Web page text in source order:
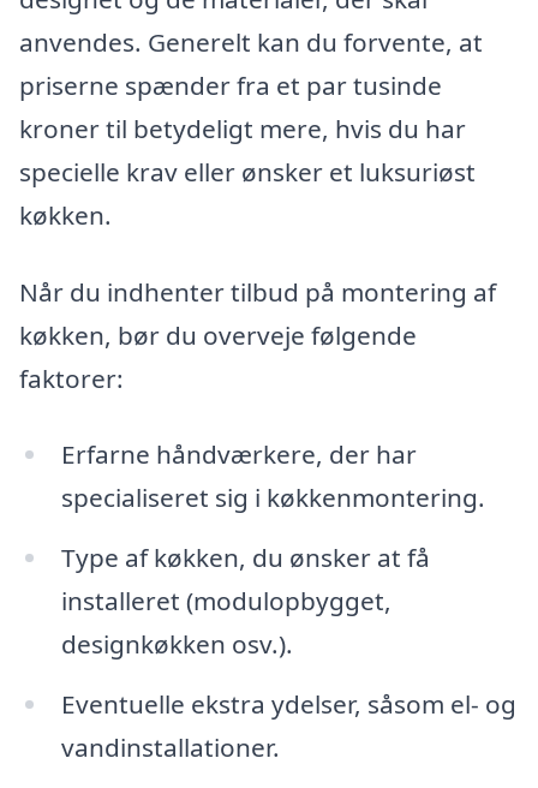
anvendes. Generelt kan du forvente, at
priserne spænder fra et par tusinde
kroner til betydeligt mere, hvis du har
specielle krav eller ønsker et luksuriøst
køkken.
Når du indhenter tilbud på montering af
køkken, bør du overveje følgende
faktorer:
Erfarne håndværkere, der har
specialiseret sig i køkkenmontering.
Type af køkken, du ønsker at få
installeret (modulopbygget,
designkøkken osv.).
Eventuelle ekstra ydelser, såsom el- og
vandinstallationer.